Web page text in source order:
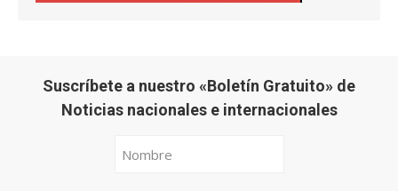
Suscríbete a nuestro «Boletín Gratuito» de
Noticias nacionales e internacionales